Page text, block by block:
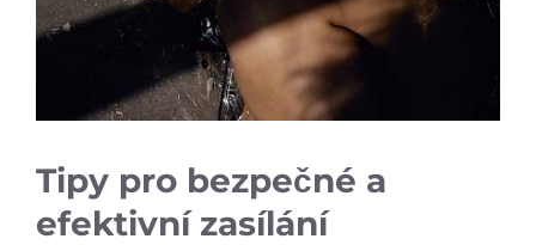
Tipy pro bezpečné a
efektivní zasílání